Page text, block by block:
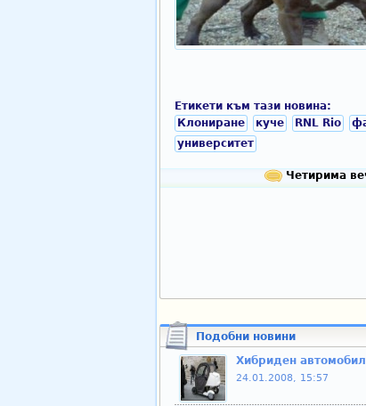
Етикети към тази новина:
Клониране
куче RNL Rio
университет
Четирима
Подобни новини
Хибриден
24.01.2008, 15:57